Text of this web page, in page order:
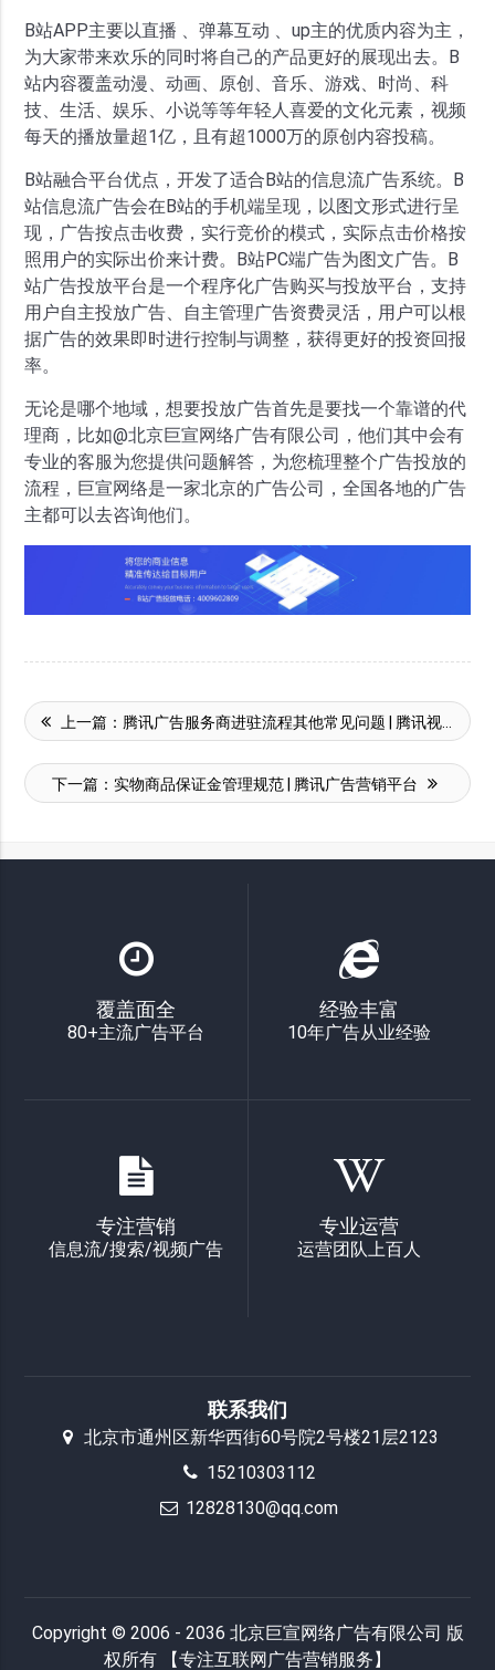
B站APP主要以直播 、弹幕互动 、up主的优质内容为主，
为大家带来欢乐的同时将自己的产品更好的展现出去。B
站内容覆盖动漫、动画、原创、音乐、游戏、时尚、科
技、生活、娱乐、小说等等年轻人喜爱的文化元素，视频
每天的播放量超1亿，且有超1000万的原创内容投稿。
B站融合平台优点，开发了适合B站的信息流广告系统。B
站信息流广告会在B站的手机端呈现，以图文形式进行呈
现，广告按点击收费，实行竞价的模式，实际点击价格按
照用户的实际出价来计费。B站PC端广告为图文广告。B
站广告投放平台是一个程序化广告购买与投放平台，支持
用户自主投放广告、自主管理广告资费灵活，用户可以根
据广告的效果即时进行控制与调整，获得更好的投资回报
率。
无论是哪个地域，想要投放广告首先是要找一个靠谱的代
理商，比如@北京巨宣网络广告有限公司，他们其中会有
专业的客服为您提供问题解答，为您梳理整个广告投放的
流程，巨宣网络是一家北京的广告公司，全国各地的广告
主都可以去咨询他们。
上一篇： 腾讯广告服务商进驻流程其他常见问题 | 腾讯视频营销平台
下一篇： 实物商品保证金管理规范 | 腾讯广告营销平台
覆盖面全
80+主流广告平台
经验丰富
10年广告从业经验
专注营销
信息流/搜索/视频广告
专业运营
运营团队上百人
联系我们
北京市通州区新华西街60号院2号楼21层2123
15210303112
12828130@qq.com
Copyright © 2006 - 2036 北京巨宣网络广告有限公司 版
权所有 【专注互联网广告营销服务】